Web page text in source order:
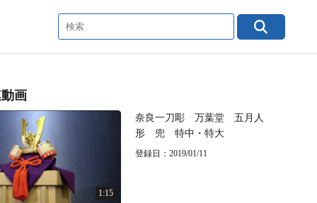
画
1:15
奈良一刀彫 万葉堂 五月人
形 兜 特中・特大
登録日：2019/01/11